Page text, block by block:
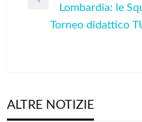
articoli
PreviousLombardia: le
Torneo didattico
ALTRE NOTIZIE